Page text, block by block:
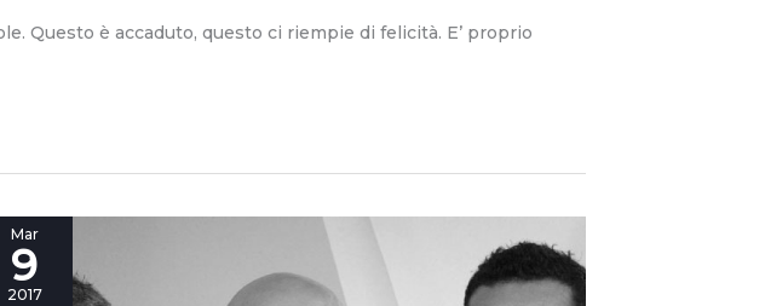
Questo è accaduto, questo ci riempie di felicità. E’ proprio
Mar
9
2017